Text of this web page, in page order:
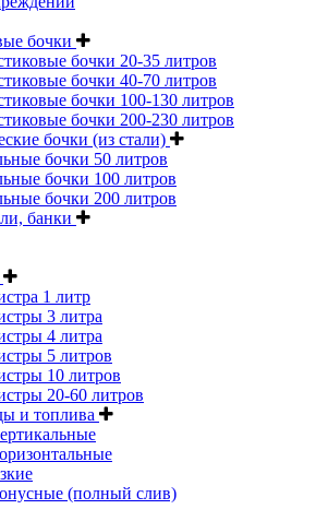
бочки
бочки 20-35 литров
бочки 40-70 литров
бочки 100-130 литров
бочки 200-230 литров
бочки (из стали)
бочки 50 литров
бочки 100 литров
бочки 200 литров
банки
1 литр
3 литра
4 литра
5 литров
10 литров
20-60 литров
и топлива
(полный слив)